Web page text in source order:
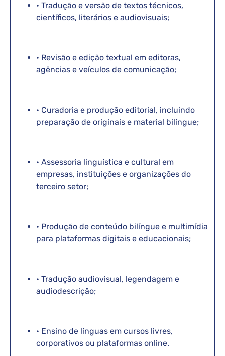
• Tradução e versão de textos técnicos,
científicos, literários e audiovisuais;
• Revisão e edição textual em editoras,
agências e veículos de comunicação;
• Curadoria e produção editorial, incluindo
preparação de originais e material bilíngue;
• Assessoria linguística e cultural em
empresas, instituições e organizações do
terceiro setor;
• Produção de conteúdo bilíngue e multimídia
para plataformas digitais e educacionais;
• Tradução audiovisual, legendagem e
audiodescrição;
• Ensino de línguas em cursos livres,
corporativos ou plataformas online.